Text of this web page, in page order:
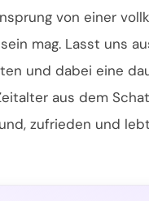
von einer
mag. Lasst uns
und dabei eine
aus dem
zufrieden und